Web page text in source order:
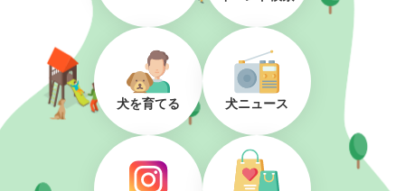
犬を育てる 犬ニュース